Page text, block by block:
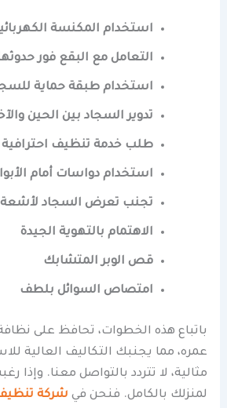
استخدام المكنسة
التعامل مع البقع فور
استخدام طبقة حماية
تدوير السجاد بين الحين
طلب خدمة تنظيف احترافية
استخدام دواسات أمام
تجنب تعرض السجاد
الاهتمام بالتهوية الجيدة
قص الوبر المتشابك
امتصاص السوائل بلطف
باتباع هذه الخطوات، تحافظ على
عمره، مما يجنبك التكاليف العالية
مثالية، لا تتردد بالتواصل معنا.
لمنزلك بالكامل. فنحن في شركة